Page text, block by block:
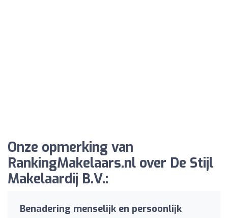
Onze opmerking van
RankingMakelaars.nl over De Stijl
Makelaardij B.V.:
Benadering menselijk en persoonlijk